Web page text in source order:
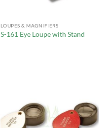
LOUPES & MAGNIFIERS
S-161 Eye Loupe with Stand